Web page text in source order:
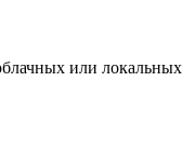
или